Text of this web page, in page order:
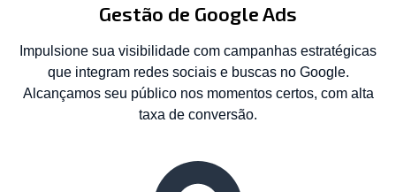
Gestão de Google Ads
Impulsione sua visibilidade com campanhas estratégicas
que integram redes sociais e buscas no Google.
Alcançamos seu público nos momentos certos, com alta
taxa de conversão.